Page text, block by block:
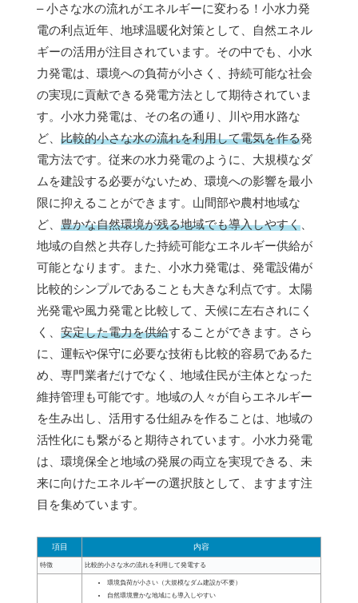
– 小さな水の流れがエネルギーに変わる！小水力発
電の利点近年、地球温暖化対策として、自然エネル
ギーの活用が注目されています。その中でも、小水
力発電は、環境への負荷が小さく、持続可能な社会
の実現に貢献できる発電方法として期待されていま
す。小水力発電は、その名の通り、川や用水路な
ど、 比較的小さな水の流れを利用して電気を作る発
電方法です。従来の水力発電のように、大規模なダ
ムを建設する必要がないため、環境への影響を最小
限に抑えることができます。山間部や農村地域な
ど、 豊かな自然環境が残る地域でも導入しやすく
地域の自然と共存した持続可能なエネルギー供給が
可能となります。また、小水力発電は、発電設備が
比較的シンプルであることも大きな利点です。太陽
光発電や風力発電と比較して、天候に左右されにく
く、 安定した電力を供給することができます。さら
に、運転や保守に必要な技術も比較的容易であるた
め、専門業者だけでなく、地域住民が主体となった
維持管理も可能です。地域の人々が自らエネルギー
を生み出し、活用する仕組みを作ることは、地域の
活性化にも繋がると期待されています。小水力発電
は、環境保全と地域の発展の両立を実現できる、未
来に向けたエネルギーの選択肢として、ますます注
目を集めています。
項目 内容
特徴 比較的小さな水の流れを利用して発電する
環境負荷が小さい（大規模なダム建設が不要）
自然環境豊かな地域にも導入しやすい